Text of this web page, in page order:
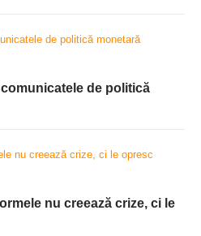
de politică
nu creează crize, ci le